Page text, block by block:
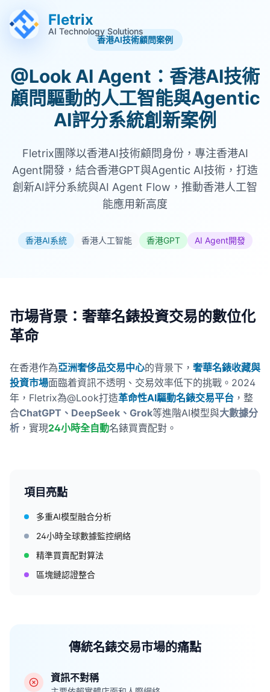
跳至主要內容 (Alt+M)
跳至頁尾 (Alt+F)
Fletrix
AI Technology Solutions
香港AI技術顧問案例
@Look AI Agent：香港AI技術
顧問驅動的人工智能與Agentic
AI評分系統創新案例
Fletrix團隊以香港AI技術顧問身份，專注香港AI
Agent開發，結合香港GPT與Agentic AI技術，打造
創新AI評分系統與AI Agent Flow，推動香港人工智
能應用新高度
香港AI系統 香港人工智能 香港GPT AI Agent開發
市場背景：奢華名錶投資交易的數位化
革命
在香港作為亞洲奢侈品交易中心的背景下， 奢華名錶收藏與
投資市場面臨着資訊不透明、交易效率低下的挑戰。2024
年，Fletrix為@Look打造革命性AI驅動名錶交易平台 ，整
合ChatGPT、DeepSeek、Grok等進階AI模型與大數據分
析 ，實現24小時全自動名錶買賣配對。
項目亮點
多重AI模型融合分析
24小時全球數據監控網絡
精準買賣配對算法
區塊鏈認證整合
傳統名錶交易市場的痛點
資訊不對稱